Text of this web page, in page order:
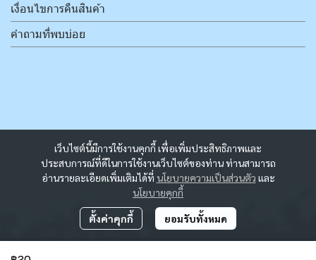
เว็บไซต์นี้มีการใช้งานคุกกี้ เพื่อเพิ่มประสิทธิภาพและ
ประสบการณ์ที่ดีในการใช้งานเว็บไซต์ของท่าน ท่านสามารถ
อ่านรายละเอียดเพิ่มเติมได้ที่ นโยบายความเป็นส่วนตัว และ
นโยบายคุกกี้
ตั้งค่าคุกกี้ ยอมรับทั้งหมด
เงื่อนไขการคืนสินค้า
คำถามที่พบบ่อย